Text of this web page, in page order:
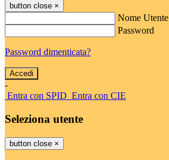
button close ×
Nome Utente
Password
Password dimenticata?
-
Entra con SPID Entra con CIE
Seleziona utente
button close ×